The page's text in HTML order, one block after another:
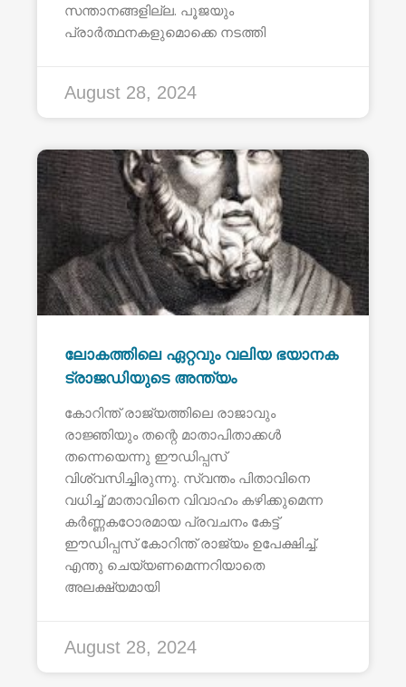
സന്താനങ്ങളില്ല. പൂജയും
പ്രാർത്ഥനകളുമൊക്കെ നടത്തി
August 28, 2024
ലോകത്തിലെ ഏറ്റവും വലിയ ഭയാനക
ട്രാജഡിയുടെ അന്ത്യം
കോറിന്ത് രാജ്യത്തിലെ രാജാവും
രാജ്ഞിയും തന്റെ മാതാപിതാക്കൾ
തന്നെയെന്നു ഈഡിപ്പസ്
വിശ്വസിച്ചിരുന്നു. സ്വന്തം പിതാവിനെ
വധിച്ച് മാതാവിനെ വിവാഹം കഴിക്കുമെന്ന
കർണ്ണകഠോരമായ പ്രവചനം കേട്ട്
ഈഡിപ്പസ് കോറിന്ത് രാജ്യം ഉപേക്ഷിച്ച്.
എന്തു ചെയ്യണമെന്നറിയാതെ
അലക്ഷ്യമായി
August 28, 2024